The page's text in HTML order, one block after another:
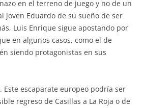
en el terreno de juego y no de un
joven Eduardo de su sueño de ser
Luis Enrique sigue apostando por
en algunos casos, como el de
siendo protagonistas en sus
Este escaparate europeo podría ser
regreso de Casillas a La Roja o de